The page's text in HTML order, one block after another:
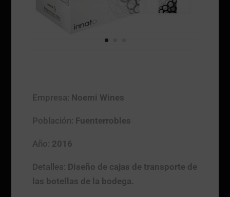
Empresa: Noemi Wines
Población: Fuenterrobles
Año: 2016
Detalles: Diseño de cajas de transporte de
las botellas de la bodega.